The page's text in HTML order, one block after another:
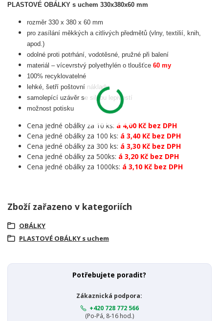
PLASTOVÉ OBÁLKY s uchem 330x380x60 mm
rozměr 330 x 380 x 60 mm
pro zasílání měkkých a citlivých předmětů (vlny, textilií, knih,
apod.)
odolné proti potrhání, vodotěsné, pružné při balení
materiál – vícevrstvý polyethylén o tloušťce 60 my
100% recyklovatelné
lehké, šetří poštovní náklady
samolepící uzávěr se silnou lepivostí
možnost potisku
Cena jedné obálky za 10 ks: á 4,00 Kč bez DPH
Cena jedné obálky za 100 ks: á 3,40 Kč bez DPH
Cena jedné obálky za 300 ks: á 3,30 Kč bez DPH
Cena jedné obálky za 500ks: á 3,20 Kč bez DPH
Cena jedné obálky za 1000ks: á 3,10 Kč bez DPH
Zboží zařazeno v kategoriích
OBÁLKY
PLASTOVÉ OBÁLKY s uchem
Potřebujete poradit?
Zákaznická podpora:
+420 728 772 566
(Po-Pá, 8-16 hod.)